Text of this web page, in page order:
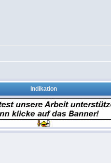
Indikation